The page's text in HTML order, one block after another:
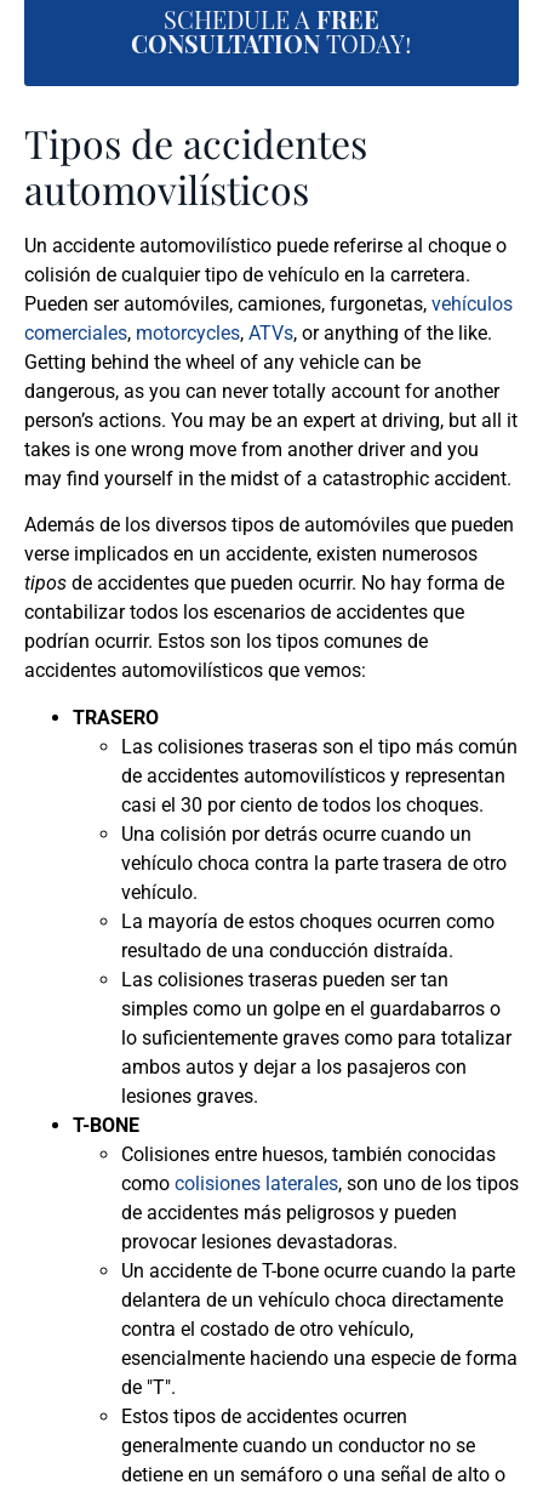
SCHEDULE A FREE
CONSULTATIONTODAY!
Tipos de accidentes
automovilísticos
Un accidente automovilístico puede referirse al choque o
colisión de cualquier tipo de vehículo en la carretera.
Pueden ser automóviles, camiones, furgonetas, vehículos
comerciales, motorcycles, ATVs, or anything of the like.
Getting behind the wheel of any vehicle can be
dangerous, as you can never totally account for another
person’s actions. You may be an expert at driving, but all it
takes is one wrong move from another driver and you
may find yourself in the midst of a catastrophic accident.
Además de los diversos tipos de automóviles que pueden
verse implicados en un accidente, existen numerosos
tipos de accidentes que pueden ocurrir. No hay forma de
contabilizar todos los escenarios de accidentes que
podrían ocurrir. Estos son los tipos comunes de
accidentes automovilísticos que vemos:
TRASERO
Las colisiones traseras son el tipo más común
de accidentes automovilísticos y representan
casi el 30 por ciento de todos los choques.
Una colisión por detrás ocurre cuando un
vehículo choca contra la parte trasera de otro
vehículo.
La mayoría de estos choques ocurren como
resultado de una conducción distraída.
Las colisiones traseras pueden ser tan
simples como un golpe en el guardabarros o
lo suficientemente graves como para totalizar
ambos autos y dejar a los pasajeros con
lesiones graves.
T-BONE
Colisiones entre huesos, también conocidas
como colisiones laterales, son uno de los tipos
de accidentes más peligrosos y pueden
provocar lesiones devastadoras.
Un accidente de T-bone ocurre cuando la parte
delantera de un vehículo choca directamente
contra el costado de otro vehículo,
esencialmente haciendo una especie de forma
de "T".
Estos tipos de accidentes ocurren
generalmente cuando un conductor no se
detiene en un semáforo o una señal de alto o